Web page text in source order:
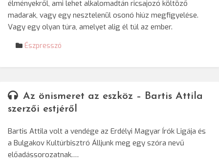
élményekről, ami lehet alkalomadtán ricsajozó költöző
madarak, vagy egy nesztelenül osonó hiúz megfigyelése.
Vagy egy olyan túra, amelyet alig él túl az ember.
Észpresszó
Az önismeret az eszköz – Bartis Attila
szerzői estjéről
Bartis Attila volt a vendége az Erdélyi Magyar Írók Ligája és
a Bulgakov Kultúrbisztró Álljunk meg egy szóra nevű
előadássorozatnak.…